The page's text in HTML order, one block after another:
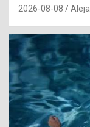
2026-08-08